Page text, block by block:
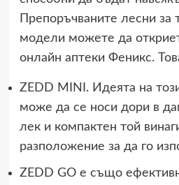
Препоръчваните лесни за
модели можете да
онлайн аптеки Феникс.
ZEDD MINI. Идеята на
може да се носи дори в
лек и компактен той
разположение за да го
ZEDD GO е също